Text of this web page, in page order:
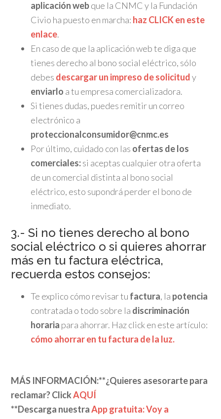
aplicación webque la CNMC y la Fundación
Civio ha puesto en marcha: haz CLICK en este
enlace.
En caso de que la aplicación web te diga que
tienes derecho al bono social eléctrico, sólo
debes descargar un impreso de solicitudy
enviarlo a tu empresa comercializadora.
Si tienes dudas, puedes remitir un correo
electrónico a
proteccionalconsumidor@cnmc.es
Por último, cuidado con las ofertas de los
comerciales:si aceptas cualquier otra oferta
de un comercial distinta al bono social
eléctrico, esto supondrá perder el bono de
inmediato.
3.- Si no tienes derecho al bono
social eléctrico o si quieres ahorrar
más en tu factura eléctrica,
recuerda estos consejos:
Te explico cómo revisar tu factura, la potencia
contratada o todo sobre la discriminación
horaria para ahorrar. Haz click en este artículo:
cómo ahorrar en tu factura de la luz.
MÁS INFORMACIÓN:**¿Quieres asesorarte para
reclamar? ClickAQUÍ
**Descarga nuestraApp gratuita: Voy a